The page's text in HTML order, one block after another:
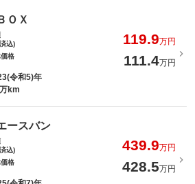
ＯＸ
込)
119.9万円
格
111.4万円
令和5)年
km
ースバン
込)
439.9万円
格
428.5万円